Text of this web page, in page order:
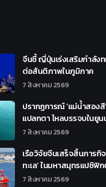
จีนชี้ ญี่ปุ่นเร่งเสริมกำลัง
ต่อสันติภาพในภูมิภาค
7 สิงหาคม 2569
ปรากฏการณ์ ‘แม่น้ำสองสี
แปลกตา ไหลบรรจบในยูน
7 สิงหาคม 2569
เรือวิจัยจีนเสร็จสิ้นภารกิ
ทะเล’ ในมหาสมุทรแปซิฟิ
7 สิงหาคม 2569